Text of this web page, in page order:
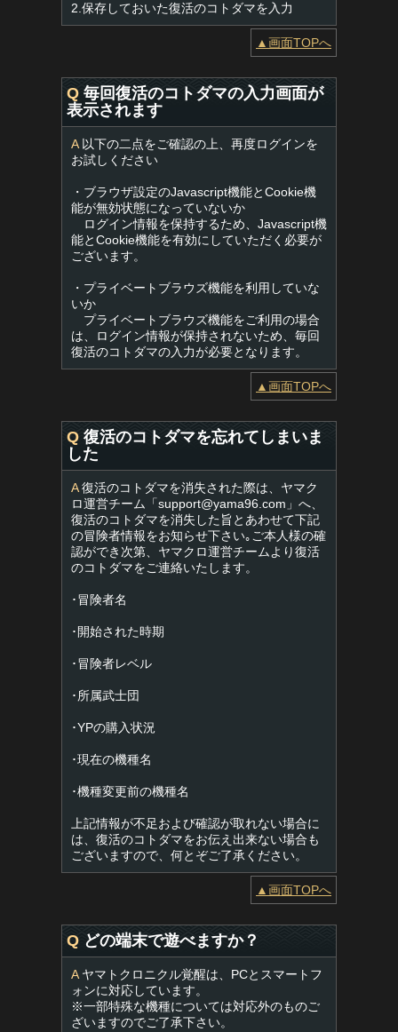
2.保存しておいた復活のコトダマを入力
▲画面TOPへ
Q 毎回復活のコトダマの入力画面が
表示されます
A以下の二点をご確認の上、再度ログインを
お試しください
・ブラウザ設定のJavascript機能とCookie機
能が無効状態になっていないか
ログイン情報を保持するため、Javascript機
能とCookie機能を有効にしていただく必要が
ございます。
・プライベートブラウズ機能を利用していな
いか
プライベートブラウズ機能をご利用の場合
は、ログイン情報が保持されないため、毎回
復活のコトダマの入力が必要となります。
▲画面TOPへ
Q 復活のコトダマを忘れてしまいま
した
A復活のコトダマを消失された際は、ヤマク
ロ運営チーム「support@yama96.com 」へ、
復活のコトダマを消失した旨とあわせて下記
の冒険者情報をお知らせ下さい｡ご本人様の確
認ができ次第、ヤマクロ運営チームより復活
のコトダマをご連絡いたします。
･冒険者名
･開始された時期
･冒険者レベル
･所属武士団
･YPの購入状況
･現在の機種名
･機種変更前の機種名
上記情報が不足および確認が取れない場合に
は、復活のコトダマをお伝え出来ない場合も
ございますので、何とぞご了承ください。
▲画面TOPへ
Q どの端末で遊べますか？
Aヤマトクロニクル覚醒は、PCとスマートフ
ォンに対応しています。
※一部特殊な機種については対応外のものご
ざいますのでご了承下さい。